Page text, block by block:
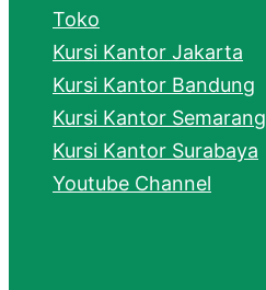
r
c
h
Toko
Kursi Kantor Jakarta
Kursi Kantor Bandung
Kursi Kantor Semarang
Kursi Kantor Surabaya
Youtube Channel